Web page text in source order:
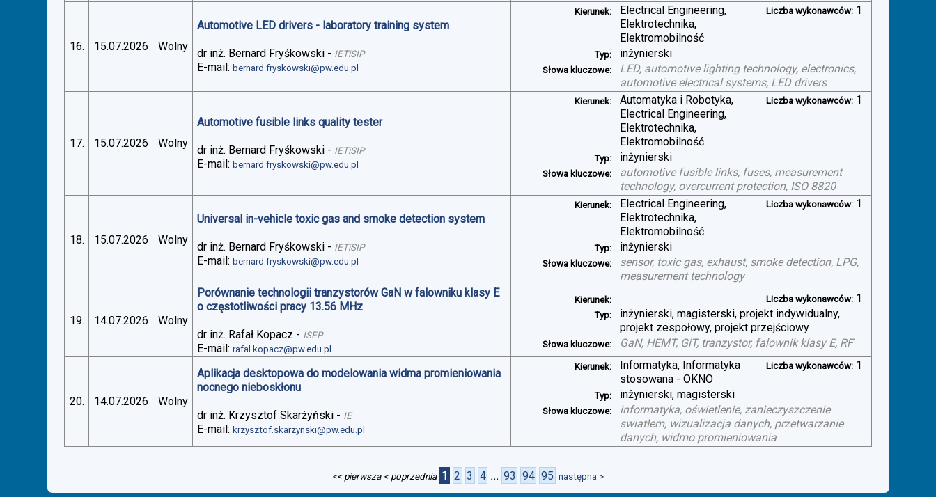
16. 15.07.2026 Wolny
Automotive LED drivers - laboratory training system
dr inż. Bernard Fryśkowski - IETiSIP
E-mail:bernard.fryskowski@pw.edu.pl
Kierunek:
Electrical Engineering,
Elektrotechnika,
Elektromobilność
Liczba wykonawców: 1
Typ: inżynierski
Słowa kluczowe:
LED, automotive lighting technology, electronics,
automotive electrical systems, LED drivers
17. 15.07.2026 Wolny
Automotive fusible links quality tester
dr inż. Bernard Fryśkowski - IETiSIP
E-mail:bernard.fryskowski@pw.edu.pl
Kierunek:
Automatyka i Robotyka,
Electrical Engineering,
Elektrotechnika,
Elektromobilność
Liczba wykonawców: 1
Typ: inżynierski
Słowa kluczowe:
automotive fusible links, fuses, measurement
technology, overcurrent protection, ISO 8820
18. 15.07.2026 Wolny
Universal in-vehicle toxic gas and smoke detection system
dr inż. Bernard Fryśkowski - IETiSIP
E-mail:bernard.fryskowski@pw.edu.pl
Kierunek:
Electrical Engineering,
Elektrotechnika,
Elektromobilność
Liczba wykonawców: 1
Typ: inżynierski
Słowa kluczowe:
sensor, toxic gas, exhaust, smoke detection, LPG,
measurement technology
19. 14.07.2026 Wolny
Porównanie technologii tranzystorów GaN w falowniku klasy E
o częstotliwości pracy 13.56 MHz
dr inż. Rafał Kopacz - ISEP
E-mail:rafal.kopacz@pw.edu.pl
Kierunek: Liczba wykonawców: 1
Typ:
inżynierski, magisterski, projekt indywidualny,
projekt zespołowy, projekt przejściowy
Słowa kluczowe: GaN, HEMT, GiT, tranzystor, falownik klasy E, RF
20. 14.07.2026 Wolny
Aplikacja desktopowa do modelowania widma promieniowania
nocnego nieboskłonu
dr inż. Krzysztof Skarżyński - IE
E-mail:krzysztof.skarzynski@pw.edu.pl
Kierunek:
Informatyka, Informatyka
stosowana - OKNO
Liczba wykonawców: 1
Typ: inżynierski, magisterski
Słowa kluczowe:
informatyka, oświetlenie, zanieczyszczenie
swiatłem, wizualizacja danych, przetwarzanie
danych, widmo promieniowania
<< pierwsza < poprzednia 1 2 3 4 ... 93 94 95 następna >